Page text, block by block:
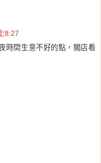
8:27
時間生意不好的點，關店看